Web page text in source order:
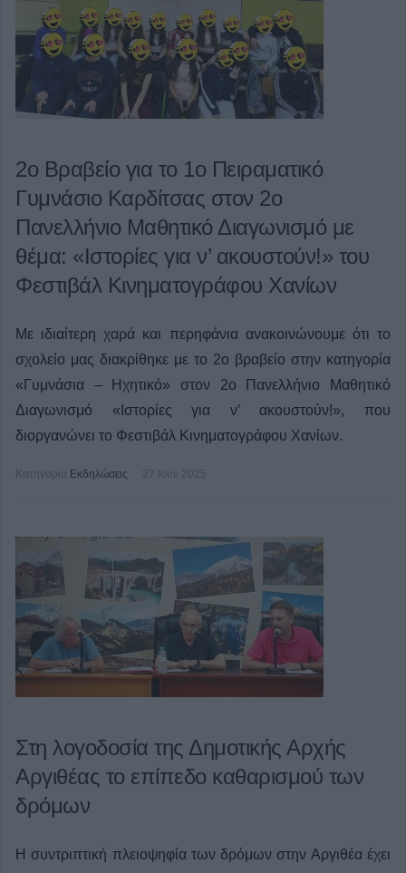
2ο Βραβείο για το 1ο Πειραματικό
Γυμνάσιο Καρδίτσας στον 2ο
Πανελλήνιο Μαθητικό Διαγωνισμό με
θέμα: «Ιστορίες για ν’ ακουστούν!» του
Φεστιβάλ Κινηματογράφου Χανίων
Με ιδιαίτερη χαρά και περηφάνια ανακοινώνουμε ότι το
σχολείο μας διακρίθηκε με το 2ο βραβείο στην κατηγορία
«Γυμνάσια – Ηχητικό» στον 2ο Πανελλήνιο Μαθητικό
Διαγωνισμό «Ιστορίες για ν’ ακουστούν!», που
διοργανώνει το Φεστιβάλ Κινηματογράφου Χανίων.
Κατηγορία Εκδηλώσεις 27 Ιουν 2025
Στη λογοδοσία της Δημοτικής Αρχής
Αργιθέας το επίπεδο καθαρισμού των
δρόμων
Η συντριπτική πλειοψηφία των δρόμων στην Αργιθέα έχει